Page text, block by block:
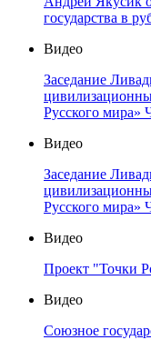
государства в
Видео
Заседание
Русского мира»
Видео
Заседание
Русского мира»
Видео
Проект "Точки
Видео
Союзное